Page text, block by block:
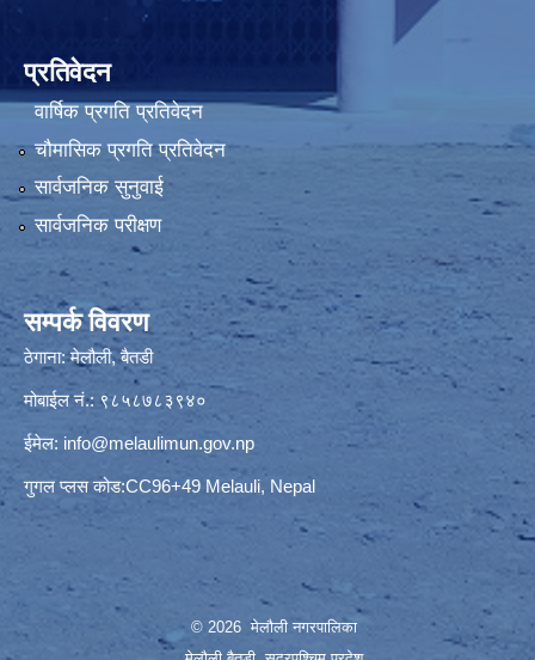
प्रतिवेदन
वार्षिक प्रगति प्रतिवेदन
चौमासिक प्रगति प्रतिवेदन
सार्वजनिक सुनुवाई
सार्वजनिक परीक्षण
सम्पर्क विवरण
ठेगाना: मेलौली, बैतडी
मोबाईल नं.: ९८५८७८३९४०
ईमेल: info@melaulimun.gov.np
गुगल प्लस कोड:CC96+49 Melauli, Nepal
© 2026 मेलौली नगरपालिका